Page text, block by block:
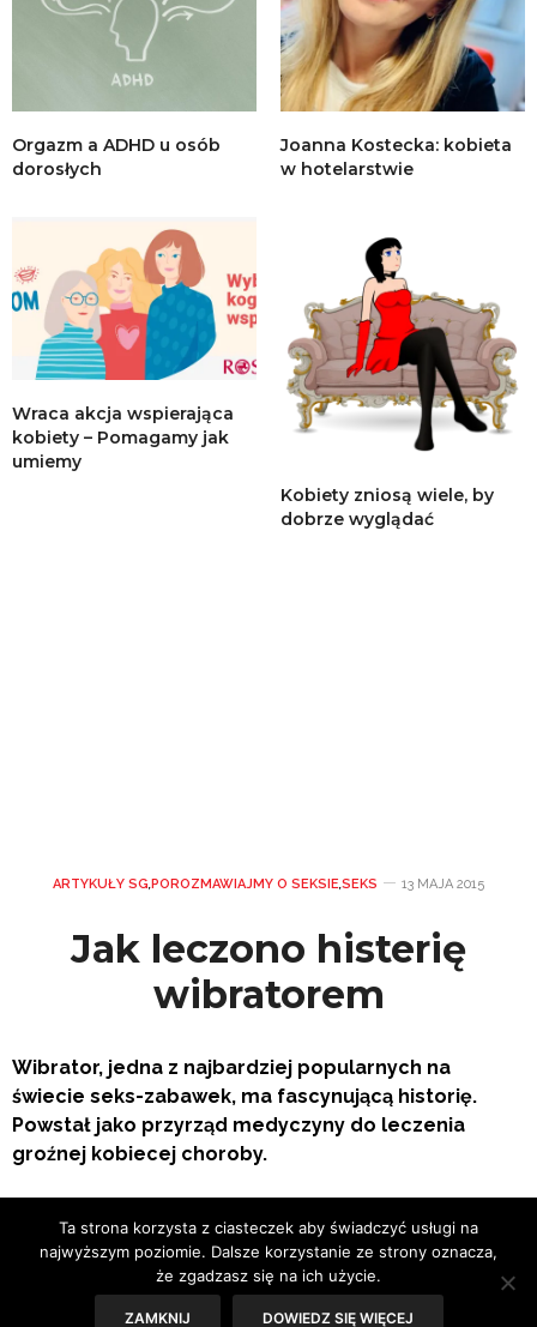
Orgazm a ADHD u osób
dorosłych
Joanna Kostecka: kobieta
w hotelarstwie
Wraca akcja wspierająca
kobiety – Pomagamy jak
umiemy
Kobiety zniosą wiele, by
dobrze wyglądać
ARTYKUŁY SG,POROZMAWIAJMY O SEKSIE,SEKS 13 MAJA 2015
Jak leczono histerię
wibratorem
Wibrator, jedna z najbardziej popularnych na
świecie seks-zabawek, ma fascynującą historię.
Powstał jako przyrząd medyczyny do leczenia
groźnej kobiecej choroby.
Ta strona korzysta z ciasteczek aby świadczyć usługi na
najwyższym poziomie. Dalsze korzystanie ze strony oznacza,
że zgadzasz się na ich użycie.
ZAMKNIJ DOWIEDZ SIĘ WIĘCEJ